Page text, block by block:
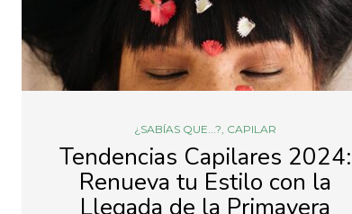
¿SABÍAS QUE...? CAPILAR
Tendencias Capilares 2024:
Renueva tu Estilo con la
Llegada de la Primavera